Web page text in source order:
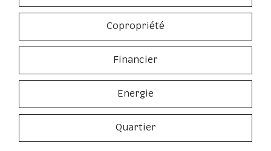
Copropriété
Financier
Energie
Quartier